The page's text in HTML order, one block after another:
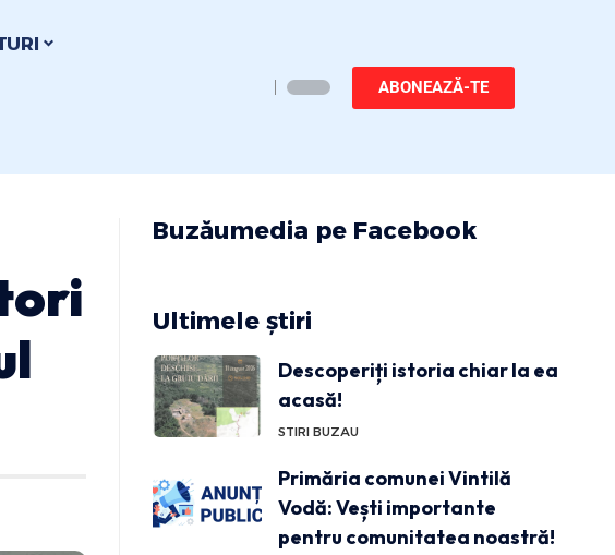
ABONEAZĂ-TE
Buzăumedia pe Facebook
Ultimele știri
Descoperiți istoria chiar la ea
acasă!
STIRI BUZAU
Primăria comunei Vintilă
Vodă: Vești importante
pentru comunitatea noastră!